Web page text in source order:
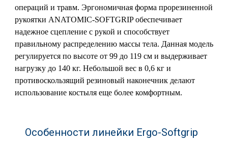
операций и травм. Эргономичная форма прорезиненной
рукоятки ANATOMIC-SOFTGRIP обеспечивает
надежное сцепление с рукой и способствует
правильному распределению массы тела. Данная модель
регулируется по высоте от 99 до 119 см и выдерживает
нагрузку до 140 кг. Небольшой вес в 0,6 кг и
противоскользящий резиновый наконечник делают
использование костыля еще более комфортным.
Особенности линейки Ergo-Softgrip